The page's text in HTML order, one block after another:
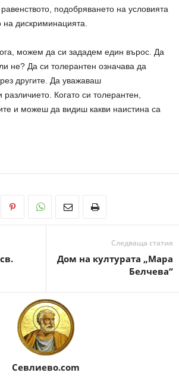
подобряването на условията
на дискриминацията.
можем да си зададем един върос. Да
не? Да си толерантен означава да
другите. Да уважаваш
Когато си толерантен,
и можеш да видиш какви наистина са
Следваща статия
Дом на културата „Мара
Белчева“
Севлиево.com